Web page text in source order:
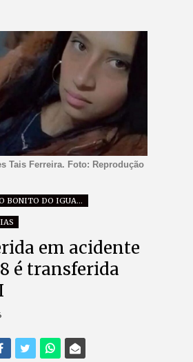
Tais Ferreira. Foto: Reprodução
RIO BONITO DO IGUAÇU
em acidente
é transferida